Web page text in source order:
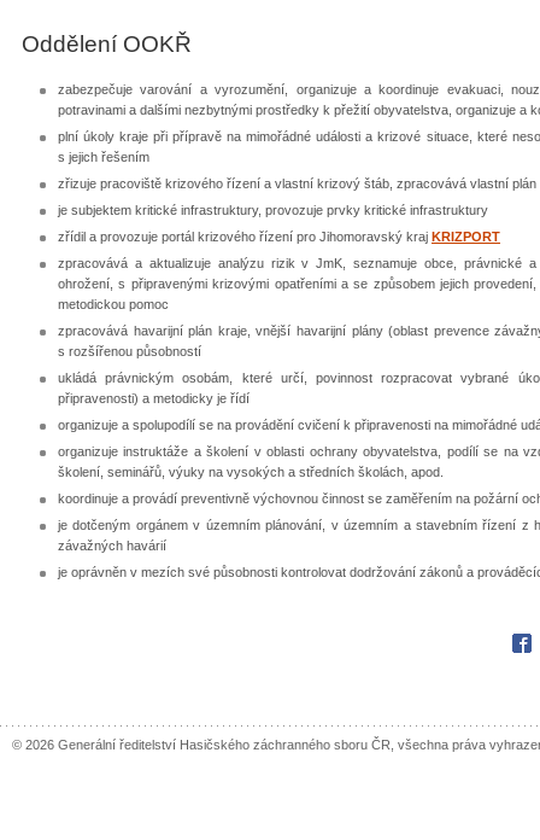
Oddělení OOKŘ
zabezpečuje varování a vyrozumění, organizuje a koordinuje evakuaci,
potravinami a dalšími nezbytnými prostředky k přežití obyvatelstva, organizuje a
plní úkoly kraje při přípravě na mimořádné události a krizové situace, které
s jejich řešením
zřizuje pracoviště krizového řízení a vlastní krizový štáb, zpracovává vlastní
je subjektem kritické infrastruktury, provozuje prvky kritické infrastruktury
zřídil a provozuje portál krizového řízení pro Jihomoravský kraj KRIZPORT
zpracovává a aktualizuje analýzu rizik v JmK, seznamuje obce, právnické
ohrožení, s připravenými krizovými opatřeními a se způsobem jejich
metodickou pomoc
zpracovává havarijní plán kraje, vnější havarijní plány (oblast prevence
s rozšířenou působností
ukládá právnickým osobám, které určí, povinnost rozpracovat vybrané
připravenosti) a metodicky je řídí
organizuje a spolupodílí se na provádění cvičení k připravenosti na mimořádné
organizuje instruktáže a školení v oblasti ochrany obyvatelstva, podílí se na
školení, seminářů, výuky na vysokých a středních školách, apod.
koordinuje a provádí preventivně výchovnou činnost se zaměřením na požární
je dotčeným orgánem v územním plánování, v územním a stavebním řízení z
závažných havárií
je oprávněn v mezích své působnosti kontrolovat dodržování zákonů a
© 2026 Generální ředitelství Hasičského záchranného sboru ČR, všechna práva